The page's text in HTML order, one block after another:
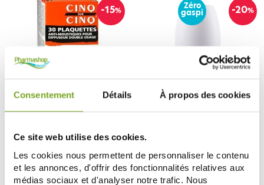
Consentement Détails À propos des cookies
Ce site web utilise des cookies.
Les cookies nous permettent de personnaliser le contenu
et les annonces, d'offrir des fonctionnalités relatives aux
médias sociaux et d'analyser notre trafic. Nous
-15%
POUR DIFFUSEUR DOUBLE USAGE
10,65 €
9,05 €
ME PRÉVENIR
-20%
Zéro
gaspi
MOUSTIQUES CITRIODORA 50ML
8,55 €
6,84 €
AJOUTER AU PANIER